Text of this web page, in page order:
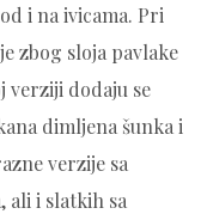
i na ivicama. Pri
zbog sloja pavlake
verziji dodaju se
dimljena šunka i
verzije sa
ali i slatkih sa